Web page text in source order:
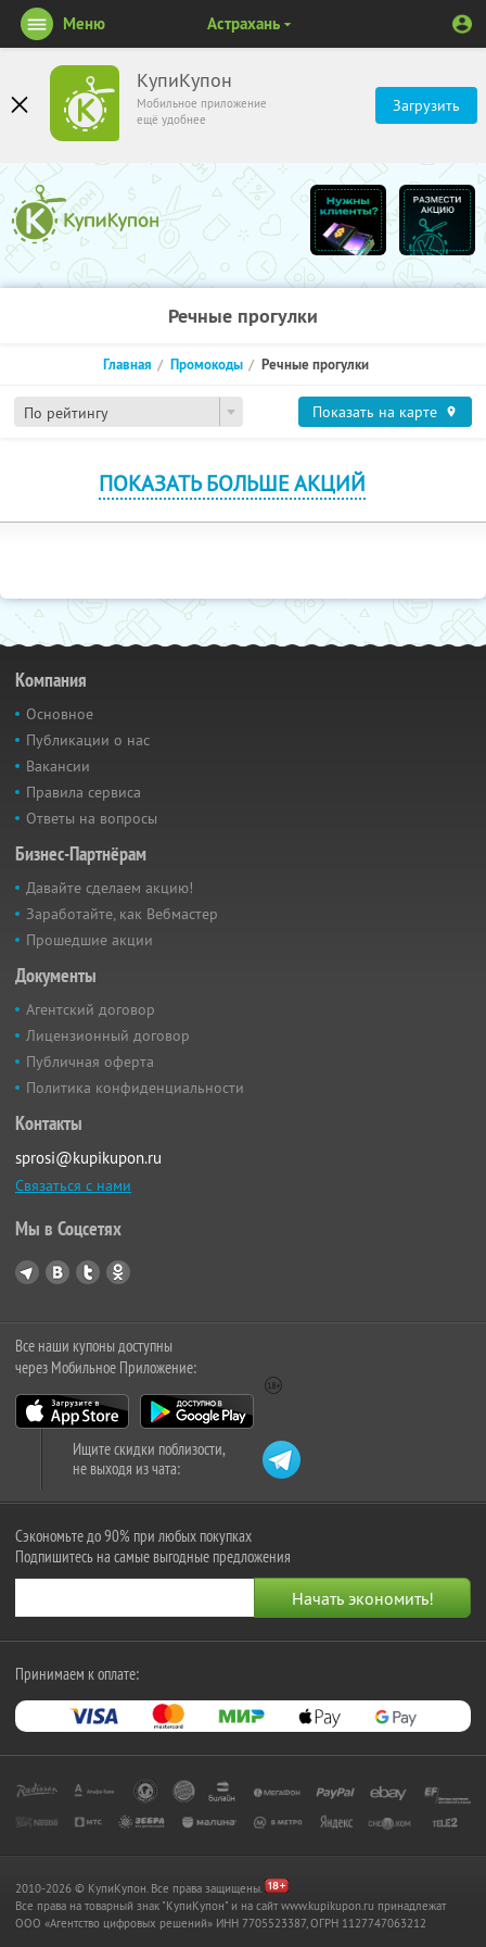
КупиКупон
Мобильное приложение
ещё удобнее
Загрузить
Меню Астрахань
Речные прогулки
По рейтингу
Главная Промокоды Речные прогулки
Показать на карте
ПОКАЗАТЬ БОЛЬШЕ АКЦИЙ
Компания
Основное
Публикации о нас
Вакансии
Правила сервиса
Ответы на вопросы
Бизнес-Партнёрам
Давайте сделаем акцию!
Заработайте, как Вебмастер
Прошедшие акции
Документы
Агентский договор
Лицензионный договор
Публичная оферта
Политика конфиденциальности
Контакты
sprosi@kupikupon.ru
Связаться с нами
Мы в Соцсетях
Все наши купоны доступны
через Мобильное Приложение:
Ищите скидки поблизости,
не выходя из чата:
Сэкономьте до 90% при любых покупках
Подпишитесь на самые выгодные предложения
Принимаем к оплате:
2010-2026 © КупиКупон. Все права защищены.
Все права на товарный знак "КупиКупон" и на сайт www.kupikupon.ru принадлежат
OOO «Агентство цифровых решений» ИНН 7705523387, ОГРН 1127747063212